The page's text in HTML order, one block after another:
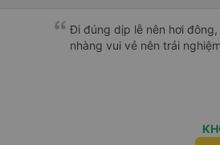
để đặt giày, v.v.). Chiều
hơn 175cm, bạn có thể
Không có phòng tắm,
Tôi không biết ban ngày
Đi đúng dịp lễ nên hơi
nhàng vui vẻ nên trải